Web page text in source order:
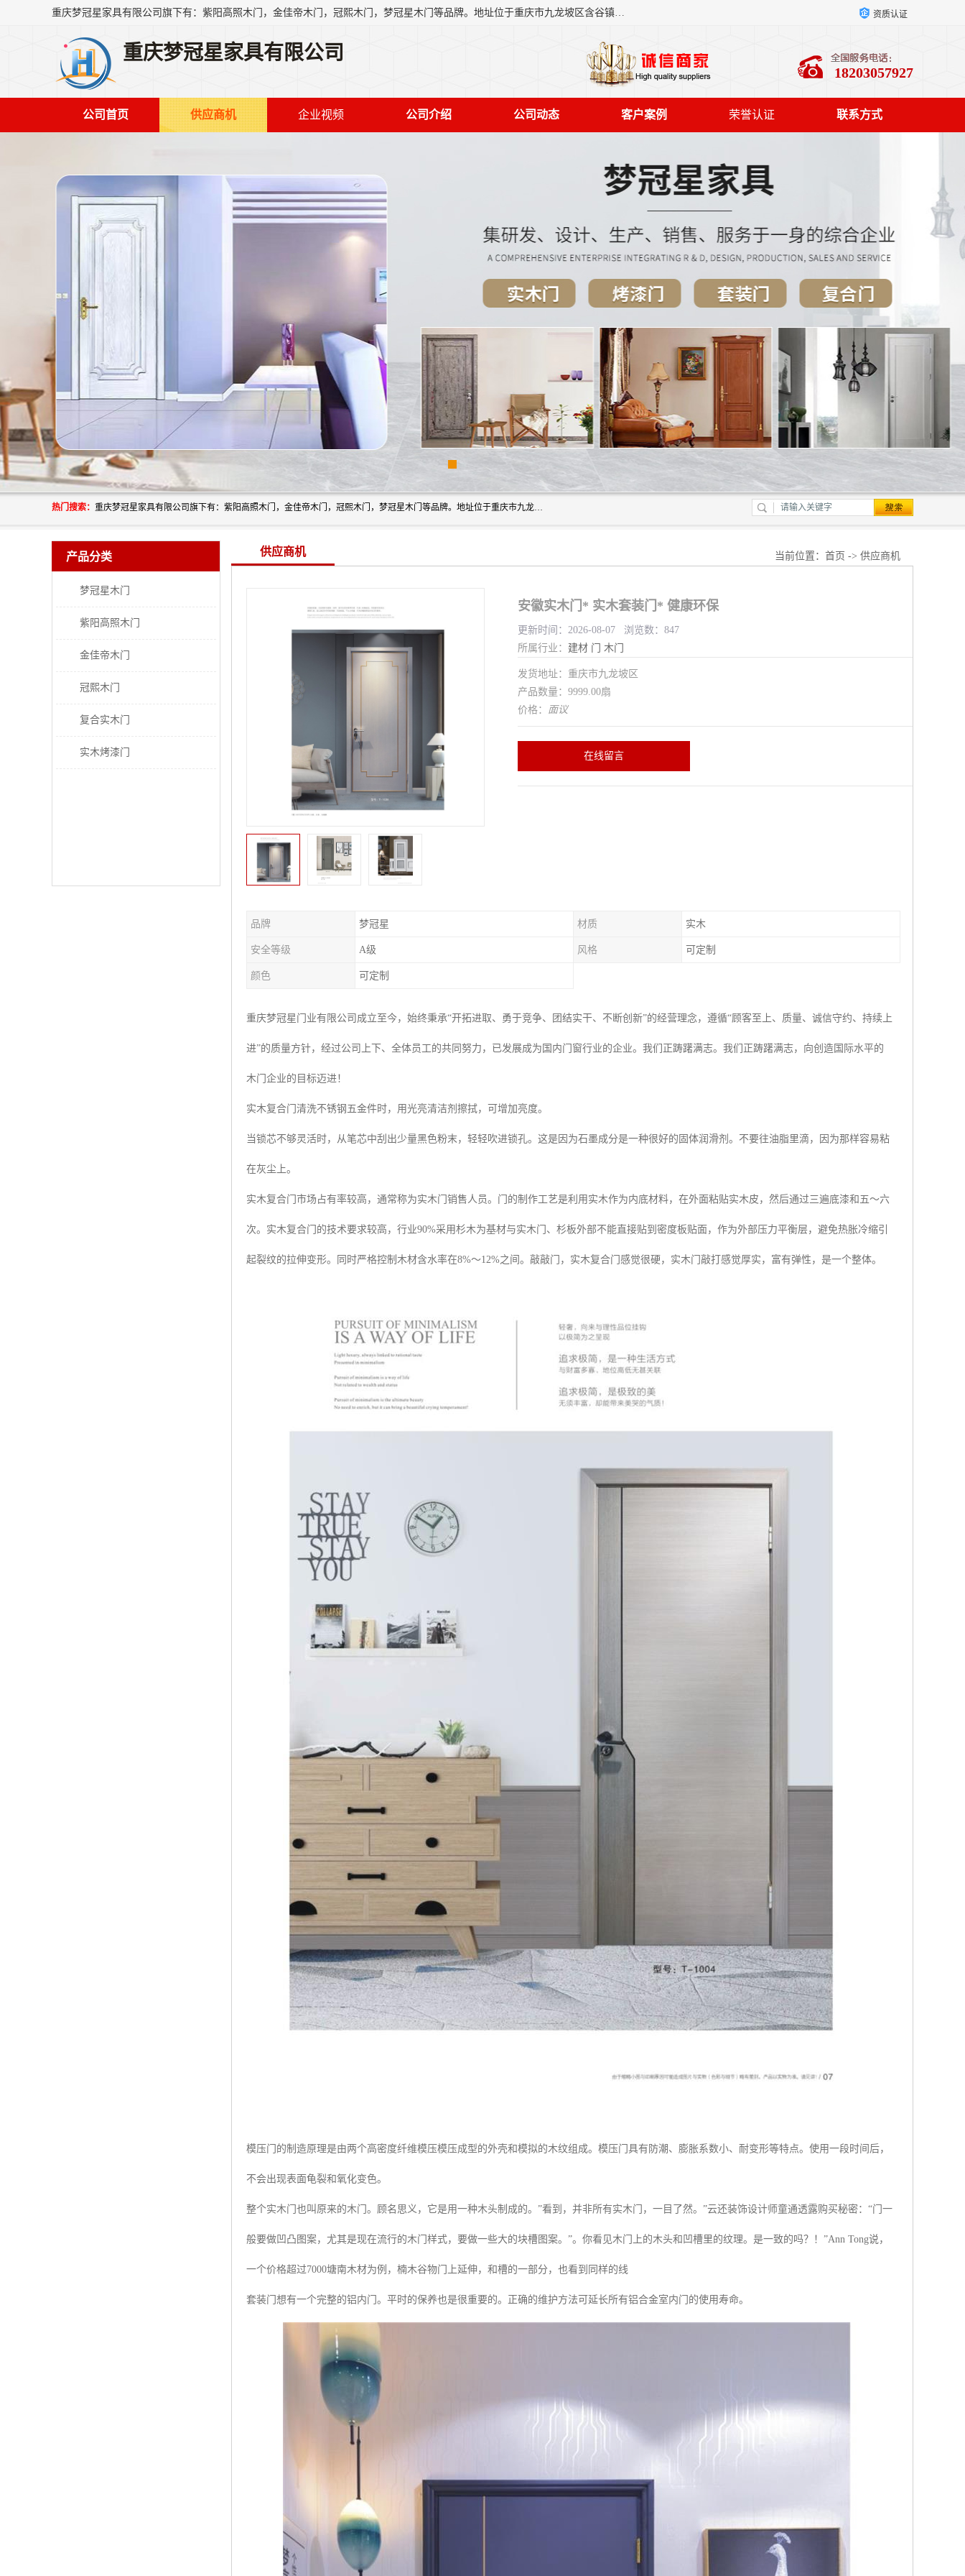
重庆梦冠星家具有限公司旗下有：紫阳高照木门，金佳帝木门，冠熙木门，梦冠星木门等品牌。地址位于重庆市九龙坡区含谷镇崇兴村7社，欢迎新老客户来访。 资质认证
重庆梦冠星家具有限公司
18203057927
公司首页 供应商机 企业视频 公司介绍 公司动态 客户案例 荣誉认证 联系方式
热门搜索： 重庆梦冠星家具有限公司旗下有：紫阳高照木门，金佳帝木门，冠熙木门，梦冠星木门等品牌。地址位于重庆市九龙坡区含谷镇崇兴村7社，欢迎新老客户来访。
产品分类
梦冠星木门
紫阳高照木门
金佳帝木门
冠熙木门
复合实木门
实木烤漆门
供应商机 当前位置： 首页 -> 供应商机
安徽实木门* 实木套装门* 健康环保
更新时间：2026-08-07 浏览数：847
所属行业： 建材 门 木门
发货地址：重庆市九龙坡区
产品数量：9999.00扇
价格： 面议
在线留言
品牌 梦冠星 材质 实木
安全等级 A级 风格 可定制
颜色 可定制
重庆梦冠星门业有限公司成立至今，始终秉承“开拓进取、勇于竞争、团结实干、不断创新”的经营理念，遵循“顾客至上、质量、诚信守约、持续上
进”的质量方针，经过公司上下、全体员工的共同努力，已发展成为国内门窗行业的企业。我们正踌躇满志。我们正踌躇满志，向创造国际水平的
木门企业的目标迈进！
实木复合门清洗不锈钢五金件时，用光亮清洁剂擦拭，可增加亮度。
当锁芯不够灵活时，从笔芯中刮出少量黑色粉末，轻轻吹进锁孔。这是因为石墨成分是一种很好的固体润滑剂。不要往油脂里滴，因为那样容易粘
在灰尘上。
实木复合门市场占有率较高，通常称为实木门销售人员。门的制作工艺是利用实木作为内底材料，在外面粘贴实木皮，然后通过三遍底漆和五～六
次。实木复合门的技术要求较高，行业90%采用杉木为基材与实木门、杉板外部不能直接贴到密度板贴面，作为外部压力平衡层，避免热胀冷缩引
起裂纹的拉伸变形。同时严格控制木材含水率在8%～12%之间。敲敲门，实木复合门感觉很硬，实木门敲打感觉厚实，富有弹性，是一个整体。
模压门的制造原理是由两个高密度纤维模压模压成型的外壳和模拟的木纹组成。模压门具有防潮、膨胀系数小、耐变形等特点。使用一段时间后，
不会出现表面龟裂和氧化变色。
整个实木门也叫原来的木门。顾名思义，它是用一种木头制成的。”看到，并非所有实木门，一目了然。”云还装饰设计师童通透露购买秘密：“门一
般要做凹凸图案，尤其是现在流行的木门样式，要做一些大的块槽图案。”。你看见木门上的木头和凹槽里的纹理。是一致的吗？！”Ann Tong说，
一个价格超过7000塘南木材为例，楠木谷物门上延伸，和槽的一部分，也看到同样的线
套装门想有一个完整的铝内门。平时的保养也是很重要的。正确的维护方法可延长所有铝合金室内门的使用寿命。